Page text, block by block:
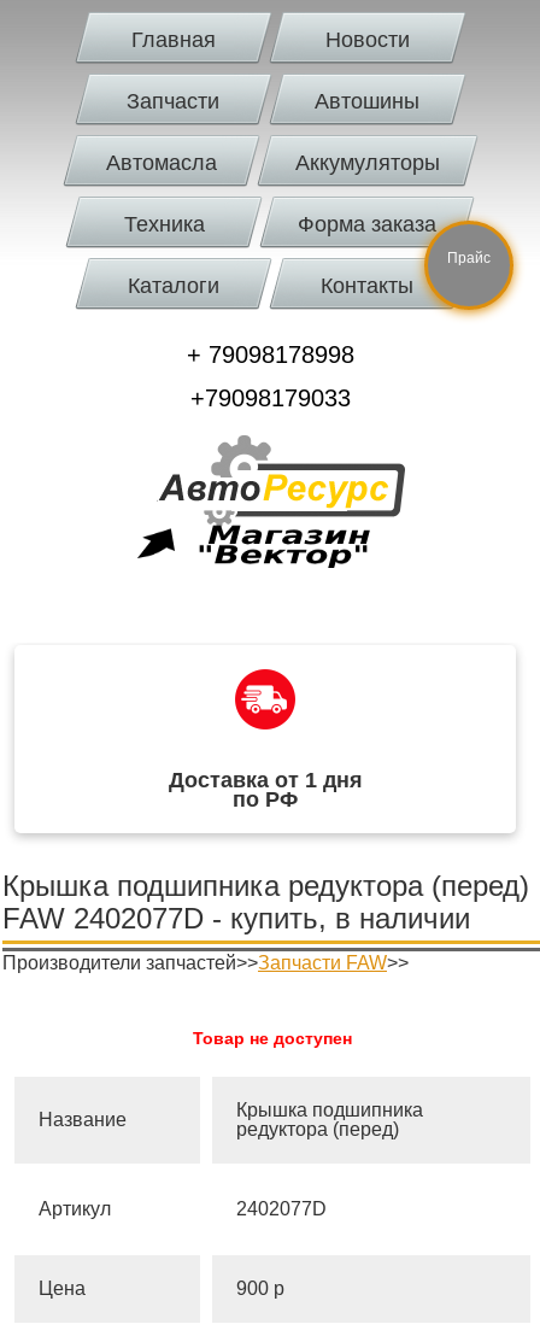
Главная Новости
Запчасти Автошины
Автомасла Аккумуляторы
Техника Форма заказа
Каталоги Контакты
+ 79098178998
+79098179033
Доставка от 1 дня
по РФ
Крышка подшипника редуктора (перед)
FAW 2402077D - купить, в наличии
Производители запчастей>>Запчасти FAW>>
Товар не доступен
Название
Крышка подшипника
редуктора (перед)
Артикул 2402077D
Цена 900 р
Прайс